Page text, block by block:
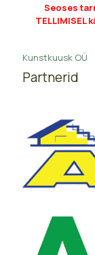
Seoses
TELLIMISEL
Kunstkuusk OÜ
Partnerid